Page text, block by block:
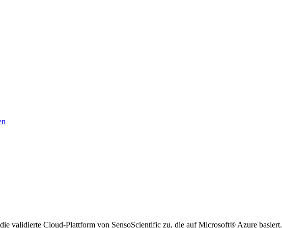
validierte Cloud-Plattform von SensoScientific zu, die auf Microsoft® Azure basiert.